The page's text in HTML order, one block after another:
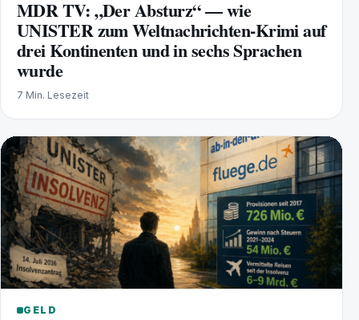
MDR TV: „Der Absturz“ — wie
UNISTER zum Weltnachrichten-Krimi auf
drei Kontinenten und in sechs Sprachen
wurde
7 Min. Lesezeit
GELD